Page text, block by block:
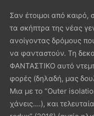
Σαν έτοιμοι από καιρό,
τα σκήπτρα της νέας
ανοίγοντας δρόμους
να φανταστούν. Τη
ΦΑΝΤΑΣΤΙΚΟ αυτό
φορές (δηλαδή, μας
Μια με το “Outer
χάνεις….), και